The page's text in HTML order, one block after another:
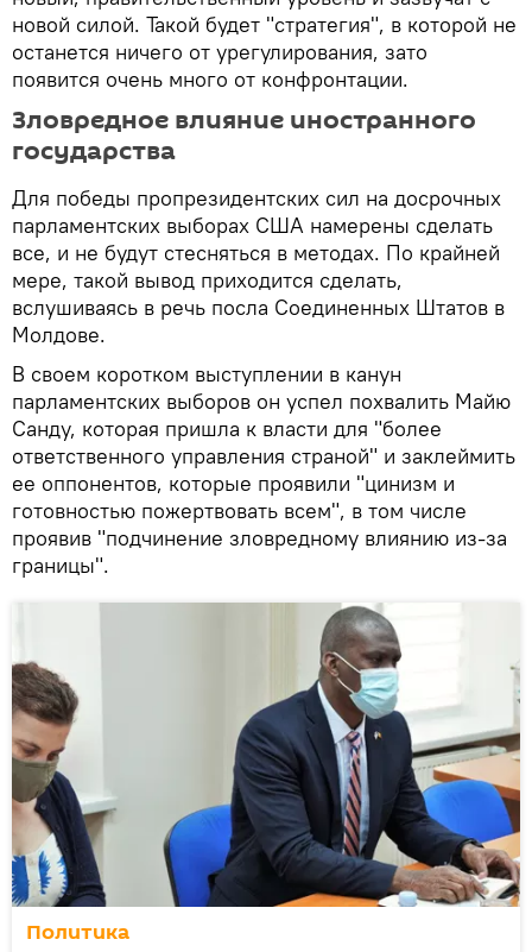
новой силой. Такой будет "стратегия", в которой не
останется ничего от урегулирования, зато
появится очень много от конфронтации.
Зловредное влияние иностранного
государства
Для победы пропрезидентских сил на досрочных
парламентских выборах США намерены сделать
все, и не будут стесняться в методах. По крайней
мере, такой вывод приходится сделать,
вслушиваясь в речь посла Соединенных Штатов в
Молдове.
В своем коротком выступлении в канун
парламентских выборов он успел похвалить Майю
Санду, которая пришла к власти для "более
ответственного управления страной" и заклеймить
ее оппонентов, которые проявили "цинизм и
готовностью пожертвовать всем", в том числе
проявив "подчинение зловредному влиянию из-за
границы".
Политика